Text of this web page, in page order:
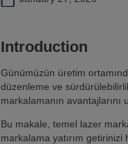
Introduction
Günümüzün üretim
düzenleme ve
markalamanın
Bu makale, temel lazer
markalama yatırım